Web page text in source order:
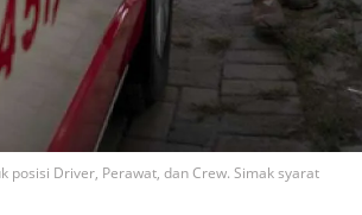
posisi Driver, Perawat, dan Crew. Simak syarat